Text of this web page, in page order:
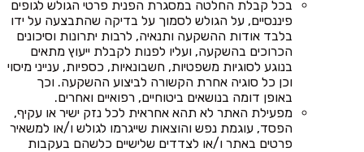
בכל קבלת החלטה במסגרת הפנית פרטי הגולש לגופים
פיננסיים, על הגולש לסמוך על בדיקה שהתבצעה על ידו
בלבד אודות ההשקעה ותנאיה, לרבות יתרונות וסיכונים
הכרוכים בהשקעה, ועליו לפנות לקבלת ייעוץ מתאים
בנוגע לסוגיות משפטיות, חשבונאיות, כספיות, ענייני מיסוי
וכן כל סוגיה אחרת הקשורה לביצוע ההשקעה. וכך
באופן דומה בנושאים ביטוחיים, רפואיים ואחרים.
מפעילת האתר לא תהא אחראית לכל נזק ישיר או עקיף,
הפסד, עוגמת נפש והוצאות שייגרמו לגולש ו/או למשאיר
פרטים באתר ו/או לצדדים שלישיים כלשהם בעקבות